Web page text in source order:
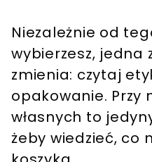
Niezależnie od
wybierzesz, jedna
zmienia: czytaj
opakowanie. Przy
własnych to
żeby wiedzieć, co